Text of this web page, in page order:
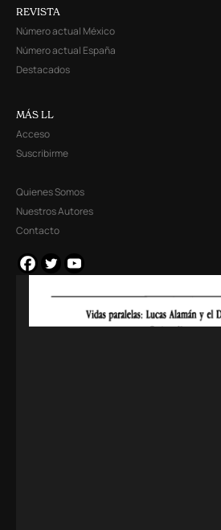
REVISTA
Número actual México
Número actual España
Destacados
MÁS LL
Acceso
Suscribirme
Quienes Somos
Nuestros Autores
Contacto